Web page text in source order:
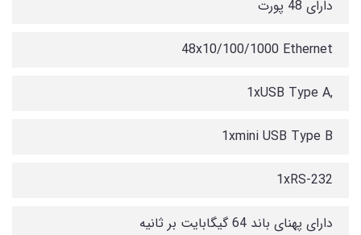
دارای 48 پورت
48x10/100/1000 Ethernet
,1xUSB Type A
1xmini USB Type B
1xRS-232
دارای پهنای باند 64 گیگابایت بر ثانیه